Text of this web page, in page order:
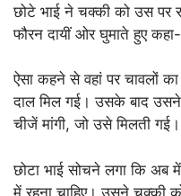
छोटे भाई ने चक्की को उस पर
फौरन दायीं ओर घुमाते हुए
ऐसा कहने से वहां पर चावलों
दाल मिल गई। उसके बाद
चीजें मांगी, जो उसे मिलती गई।
छोटा भाई सोचने लगा कि अब
में रहना चाहिए। उसने चक्की